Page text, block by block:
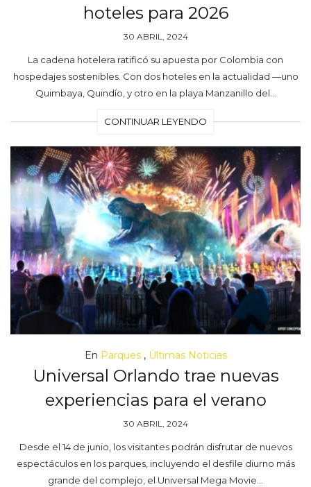
hoteles para 2026
30 ABRIL, 2024
La cadena hotelera ratificó su apuesta por Colombia con
hospedajes sostenibles. Con dos hoteles en la actualidad —uno
Quimbaya, Quindío, y otro en la playa Manzanillo del…
CONTINUAR LEYENDO
En Parques, Últimas Noticias
Universal Orlando trae nuevas
experiencias para el verano
30 ABRIL, 2024
Desde el 14 de junio, los visitantes podrán disfrutar de nuevos
espectáculos en los parques, incluyendo el desfile diurno más
grande del complejo, el Universal Mega Movie…